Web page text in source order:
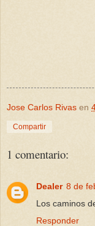
Jose Carlos Rivas en
Compartir
1 comentario:
Dealer 8 de
Los caminos
Responder